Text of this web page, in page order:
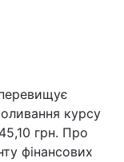
курсу
грн. Про
фінансових